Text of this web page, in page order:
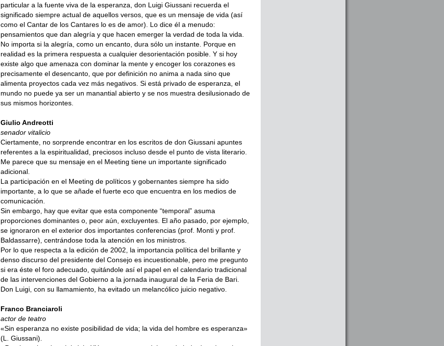
particular a la fuente viva de la esperanza, don Luigi Giussani recuerda el
significado siempre actual de aquellos versos, que es un mensaje de vida (así
como el Cantar de los Cantares lo es de amor). Lo dice él a menudo:
pensamientos que dan alegría y que hacen emerger la verdad de toda la vida.
No importa si la alegría, como un encanto, dura sólo un instante. Porque en
realidad es la primera respuesta a cualquier desorientación posible. Y si hoy
existe algo que amenaza con dominar la mente y encoger los corazones es
precisamente el desencanto, que por definición no anima a nada sino que
alimenta proyectos cada vez más negativos. Si está privado de esperanza, el
mundo no puede ya ser un manantial abierto y se nos muestra desilusionado de
sus mismos horizontes.
Giulio Andreotti
senador vitalicio
Ciertamente, no sorprende encontrar en los escritos de don Giussani apuntes
referentes a la espiritualidad, preciosos incluso desde el punto de vista literario.
Me parece que su mensaje en el Meeting tiene un importante significado
adicional.
La participación en el Meeting de políticos y gobernantes siempre ha sido
importante, a lo que se añade el fuerte eco que encuentra en los medios de
comunicación.
Sin embargo, hay que evitar que esta componente “temporal” asuma
proporciones dominantes o, peor aún, excluyentes. El año pasado, por ejemplo,
se ignoraron en el exterior dos importantes conferencias (prof. Monti y prof.
Baldassarre), centrándose toda la atención en los ministros.
Por lo que respecta a la edición de 2002, la importancia política del brillante y
denso discurso del presidente del Consejo es incuestionable, pero me pregunto
si era éste el foro adecuado, quitándole así el papel en el calendario tradicional
de las intervenciones del Gobierno a la jornada inaugural de la Feria de Bari.
Don Luigi, con su llamamiento, ha evitado un melancólico juicio negativo.
Franco Branciaroli
actor de teatro
«Sin esperanza no existe posibilidad de vida; la vida del hombre es esperanza»
(L. Giussani).